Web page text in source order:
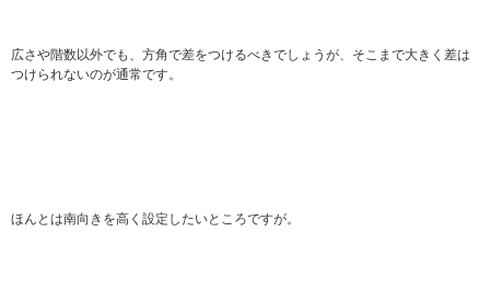
広さや階数以外でも、方角で差をつけるべきでしょうが、そこまで大きく差は
つけられないのが通常です。
ほんとは南向きを高く設定したいところですが。